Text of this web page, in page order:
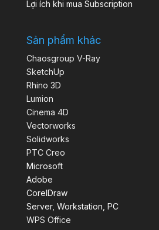
Lợi ích khi mua Subscription
Sản phẩm khác
Chaosgroup V-Ray
SketchUp
Rhino 3D
Lumion
Cinema 4D
Vectorworks
Solidworks
PTC Creo
Microsoft
Adobe
CorelDraw
Server, Workstation, PC
WPS Office